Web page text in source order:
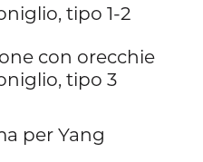
tipo 1-2
con orecchie
tipo 3
per Yang